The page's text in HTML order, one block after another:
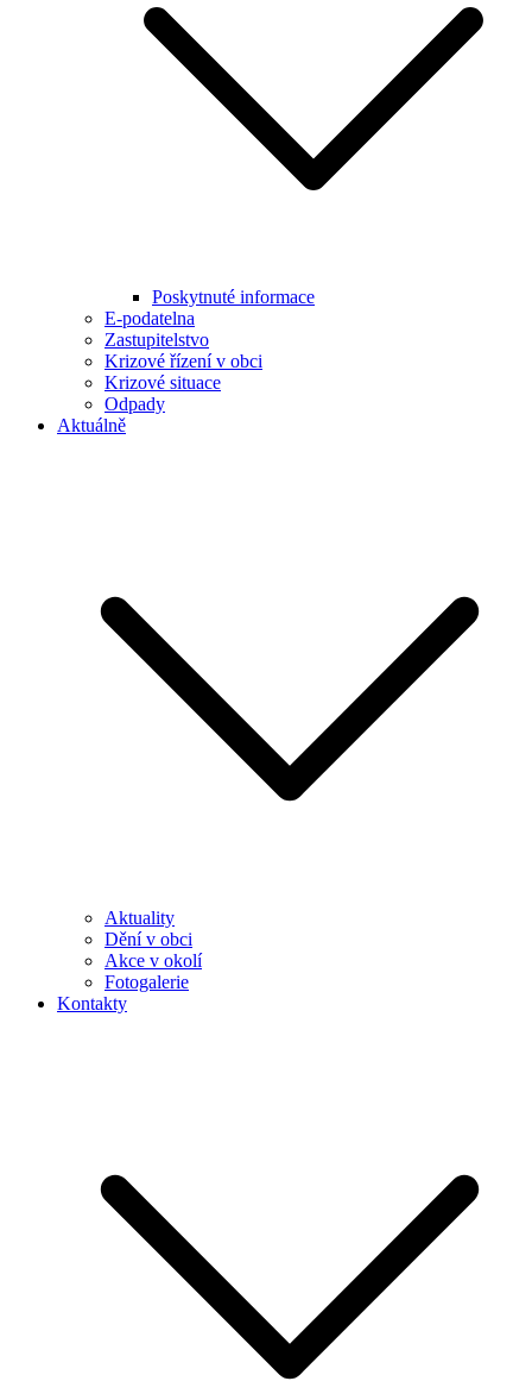
Poskytnuté informace
E-podatelna
Zastupitelstvo
Krizové řízení v obci
Krizové situace
Odpady
Aktuálně
Aktuality
Dění v obci
Akce v okolí
Fotogalerie
Kontakty